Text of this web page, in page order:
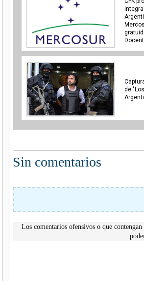
de
Sin comentarios
Los comentarios ofensivos o que